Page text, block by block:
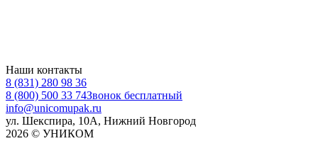
Наши контакты
8 (831) 280 98 36
8 (800) 500 33 74Звонок бесплатный
info@unicomupak.ru
ул. Шекспира, 10А, Нижний Новгород
2026 © УНИКОМ